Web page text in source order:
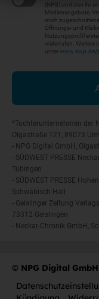
(NPG) und den ihr
Medienangebote,
mich
Öffnungs- und
Nutzungsprofil
widerrufen. Weitere
unterwww.swp.de/
*Tochterunternehmen der
Olgastraße 121, 89073
- NPG Digital GmbH,
- SÜDWEST PRESSE
Tübingen
- SÜDWEST PRESSE
Schwäbisch Hall
- Geislinger Zeitung
73312 Geislingen
- Neckar-Chronik GmbH,
© NPG Digital